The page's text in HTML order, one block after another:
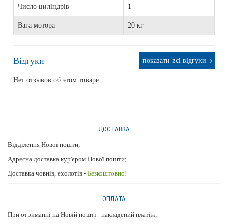
Число циліндрів 1
Вага мотора 20 кг
Відгуки показати всі відгуки
Нет отзывов об этом товаре.
ДОСТАВКА
Відділення Нової пошти;
Адресна доставка кур'єром Нової пошти;
Доставка човнів, ехолотів - Безкоштовно!
ОПЛАТА
При отриманні на Новій пошті - накладений платіж;